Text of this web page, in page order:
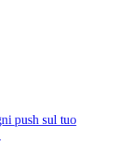
push sul tuo